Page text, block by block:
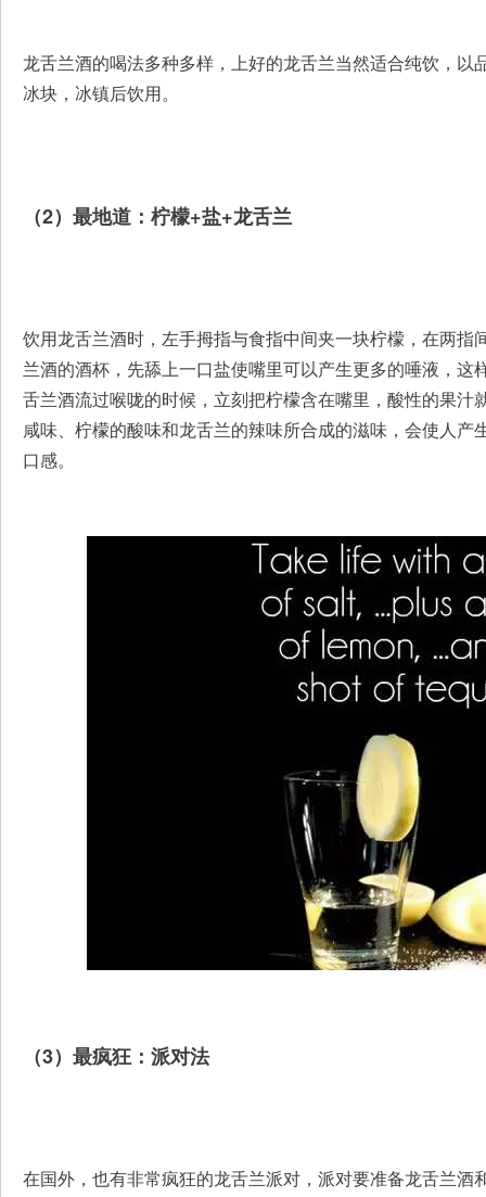
龙舌兰酒的喝法多种多样，上好的龙舌兰当然适合纯饮，以
冰块，冰镇后饮用。
（2）最地道：柠檬+盐+龙舌兰
饮用龙舌兰酒时，左手拇指与食指中间夹一块柠檬，在两指
兰酒的酒杯，先舔上一口盐使嘴里可以产生更多的唾液，
舌兰酒流过喉咙的时候，立刻把柠檬含在嘴里，酸性的果汁
咸味、柠檬的酸味和龙舌兰的辣味所合成的滋味，会使人
口感。
（3）最疯狂：派对法
在国外，也有非常疯狂的龙舌兰派对，派对要准备龙舌兰酒